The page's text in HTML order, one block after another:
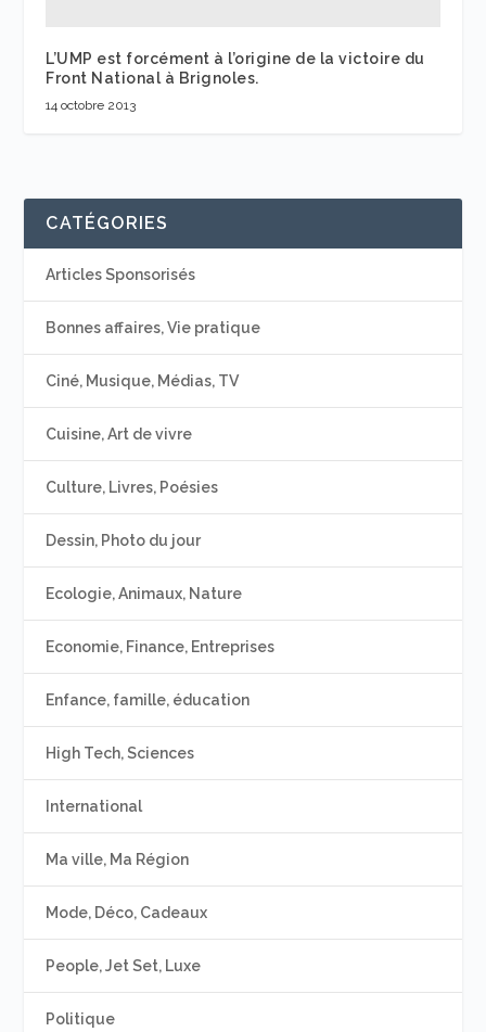
L’UMP est forcément à l’origine de la victoire du
Front National à Brignoles.
14 octobre 2013
CATÉGORIES
Articles Sponsorisés
Bonnes affaires, Vie pratique
Ciné, Musique, Médias, TV
Cuisine, Art de vivre
Culture, Livres, Poésies
Dessin, Photo du jour
Ecologie, Animaux, Nature
Economie, Finance, Entreprises
Enfance, famille, éducation
High Tech, Sciences
International
Ma ville, Ma Région
Mode, Déco, Cadeaux
People, Jet Set, Luxe
Politique